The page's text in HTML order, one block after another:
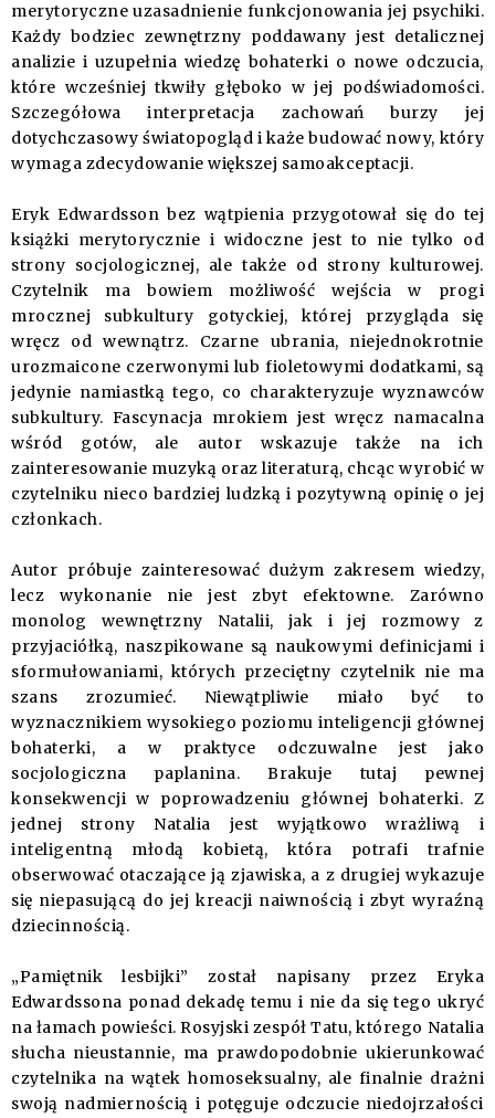
merytoryczne uzasadnienie funkcjonowania jej psychiki.
Każdy bodziec zewnętrzny poddawany jest detalicznej
analizie i uzupełnia wiedzę bohaterki o nowe odczucia,
które wcześniej tkwiły głęboko w jej podświadomości.
Szczegółowa interpretacja zachowań burzy jej
dotychczasowy światopogląd i każe budować nowy, który
wymaga zdecydowanie większej samoakceptacji.
Eryk Edwardsson bez wątpienia przygotował się do tej
książki merytorycznie i widoczne jest to nie tylko od
strony socjologicznej, ale także od strony kulturowej.
Czytelnik ma bowiem możliwość wejścia w progi
mrocznej subkultury gotyckiej, której przygląda się
wręcz od wewnątrz. Czarne ubrania, niejednokrotnie
urozmaicone czerwonymi lub fioletowymi dodatkami, są
jedynie namiastką tego, co charakteryzuje wyznawców
subkultury. Fascynacja mrokiem jest wręcz namacalna
wśród gotów, ale autor wskazuje także na ich
zainteresowanie muzyką oraz literaturą, chcąc wyrobić w
czytelniku nieco bardziej ludzką i pozytywną opinię o jej
członkach.
Autor próbuje zainteresować dużym zakresem wiedzy,
lecz wykonanie nie jest zbyt efektowne. Zarówno
monolog wewnętrzny Natalii, jak i jej rozmowy z
przyjaciółką, naszpikowane są naukowymi definicjami i
sformułowaniami, których przeciętny czytelnik nie ma
szans zrozumieć. Niewątpliwie miało być to
wyznacznikiem wysokiego poziomu inteligencji głównej
bohaterki, a w praktyce odczuwalne jest jako
socjologiczna paplanina. Brakuje tutaj pewnej
konsekwencji w poprowadzeniu głównej bohaterki. Z
jednej strony Natalia jest wyjątkowo wrażliwą i
inteligentną młodą kobietą, która potrafi trafnie
obserwować otaczające ją zjawiska, a z drugiej wykazuje
się niepasującą do jej kreacji naiwnością i zbyt wyraźną
dziecinnością.
„Pamiętnik lesbijki” został napisany przez Eryka
Edwardssona ponad dekadę temu i nie da się tego ukryć
na łamach powieści. Rosyjski zespół Tatu, którego Natalia
słucha nieustannie, ma prawdopodobnie ukierunkować
czytelnika na wątek homoseksualny, ale finalnie drażni
swoją nadmiernością i potęguje odczucie niedojrzałości